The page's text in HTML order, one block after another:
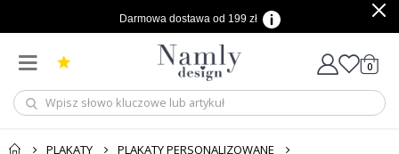
Darmowa dostawa od 199 zł
Cart
0
PLAKATY
PLAKATY PERSONALIZOWANE